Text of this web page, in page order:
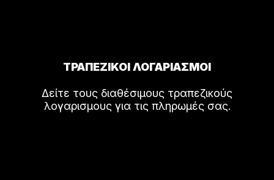
ΤΡΑΠΕΖΙΚΟΙ ΛΟΓΑΡΙΑΣΜΟΙ
Δείτε τους διαθέσιμους τραπεζικούς
λογαρισμους για τις πληρωμές σας.